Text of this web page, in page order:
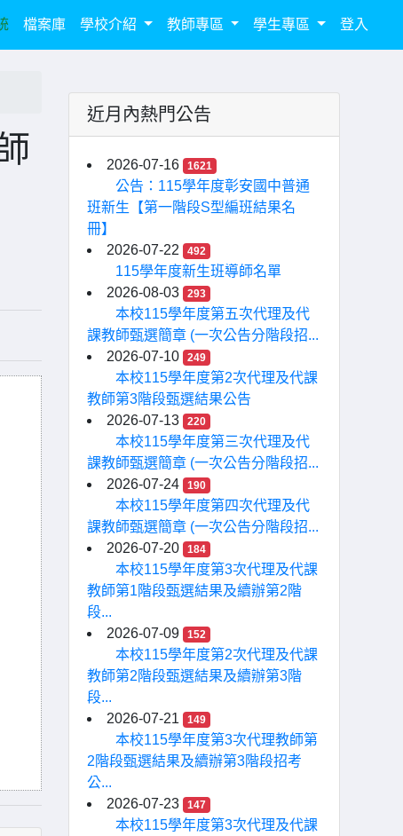
檔案庫 學校介紹 教師專區 學生專區 登入
近月內熱門公告
2026-07-16 1621
公告：115學年度彰安國中普通
班新生【第一階段S型編班結果名
冊】
2026-07-22
492
115學年度新生班導師名單
2026-08-03
293
本校115學年度第五次代理及代
課教師甄選簡章 (一次公告分階段招...
2026-07-10
249
本校115學年度第2次代理及代課
教師第3階段甄選結果公告
2026-07-13
220
本校115學年度第三次代理及代
課教師甄選簡章 (一次公告分階段招...
2026-07-24
190
本校115學年度第四次代理及代
課教師甄選簡章 (一次公告分階段招...
2026-07-20
184
本校115學年度第3次代理及代課
教師第1階段甄選結果及續辦第2階
段...
2026-07-09
152
本校115學年度第2次代理及代課
教師第2階段甄選結果及續辦第3階
段...
2026-07-21
149
本校115學年度第3次代理教師第
2階段甄選結果及續辦第3階段招考
公...
2026-07-23
147
本校115學年度第3次代理及代課